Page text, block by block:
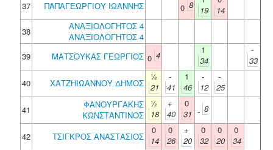
37
ΠΑΠΑΓΕΩΡΓΙΟΥ ΙΩΑΝΝΗΣ 0 8
19
14
38
ΑΝΑΞΙΟΛΟΓΗΤΟΣ 4
ΑΝΑΞΙΟΛΟΓΗΤΟΣ 4
39
ΜΑΤΣΟΥΚΑΣ ΓΕΩΡΓΙΟΣ 0 4
1
34
-
33
40
ΧΑΤΖΗΙΩΑΝΝΟΥ ΔΗΜΟΣ
½
21
-
41
1
46
-
12
-
25
41
ΦΑΝΟΥΡΓΑΚΗΣ
ΚΩΝΣΤΑΝΤΙΝΟΣ
½
18
+
40
0
31 - 8
42 ΤΣΙΓΚΡΟΣ ΑΝΑΣΤΑΣΙΟΣ
0
14
0
26
+
20
0
32
0
20
0
34